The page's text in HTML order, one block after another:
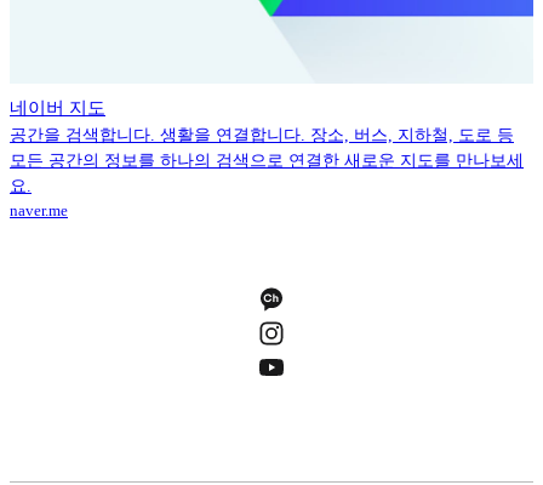
네이버 지도
공간을 검색합니다. 생활을 연결합니다. 장소, 버스, 지하철, 도로 등
모든 공간의 정보를 하나의 검색으로 연결한 새로운 지도를 만나보세
요.
naver.me